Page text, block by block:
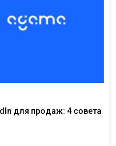
для продаж: 4 совета